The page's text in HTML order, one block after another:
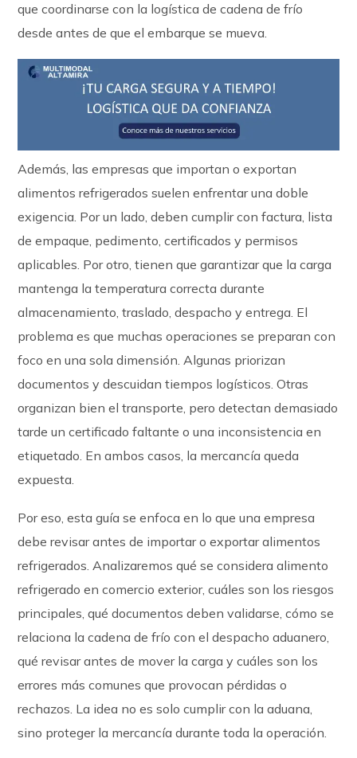
que coordinarse con la logística de cadena de frío
desde antes de que el embarque se mueva.
Además, las empresas que importan o exportan
alimentos refrigerados suelen enfrentar una doble
exigencia. Por un lado, deben cumplir con factura, lista
de empaque, pedimento, certificados y permisos
aplicables. Por otro, tienen que garantizar que la carga
mantenga la temperatura correcta durante
almacenamiento, traslado, despacho y entrega. El
problema es que muchas operaciones se preparan con
foco en una sola dimensión. Algunas priorizan
documentos y descuidan tiempos logísticos. Otras
organizan bien el transporte, pero detectan demasiado
tarde un certificado faltante o una inconsistencia en
etiquetado. En ambos casos, la mercancía queda
expuesta.
Por eso, esta guía se enfoca en lo que una empresa
debe revisar antes de importar o exportar alimentos
refrigerados. Analizaremos qué se considera alimento
refrigerado en comercio exterior, cuáles son los riesgos
principales, qué documentos deben validarse, cómo se
relaciona la cadena de frío con el despacho aduanero,
qué revisar antes de mover la carga y cuáles son los
errores más comunes que provocan pérdidas o
rechazos. La idea no es solo cumplir con la aduana,
sino proteger la mercancía durante toda la operación.